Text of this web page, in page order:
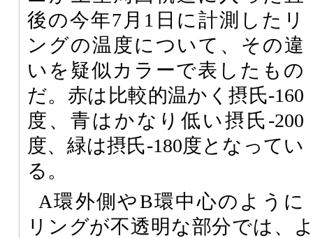
後の今年7月1日に計測したリ
ングの温度について、その違
いを疑似カラーで表したもの
だ。赤は比較的温かく摂氏-160
度、青はかなり低い摂氏-200
度、緑は摂氏-180度となってい
る。
A環外側やB環中心のように
リングが不透明な部分では、